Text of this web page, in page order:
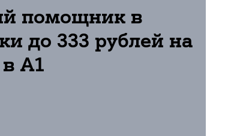
помощник в
до 333 рублей на
А1